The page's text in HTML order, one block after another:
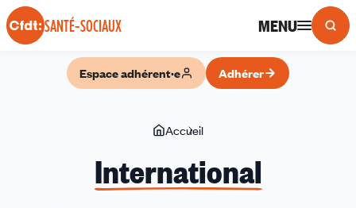
Panneau de gestion des cookies
SANTÉ-SOCIAUX MENU
Espace adhérent·e Adhérer
Vous
ici
Accueil
International